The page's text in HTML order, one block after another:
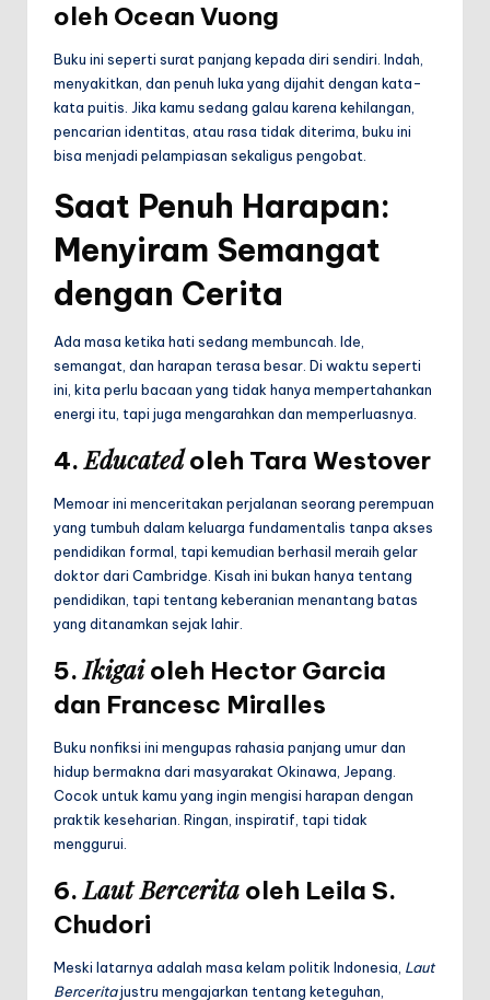
oleh Ocean Vuong
Buku ini seperti surat panjang kepada diri sendiri. Indah,
menyakitkan, dan penuh luka yang dijahit dengan kata-
kata puitis. Jika kamu sedang galau karena kehilangan,
pencarian identitas, atau rasa tidak diterima, buku ini
bisa menjadi pelampiasan sekaligus pengobat.
Saat Penuh Harapan:
Menyiram Semangat
dengan Cerita
Ada masa ketika hati sedang membuncah. Ide,
semangat, dan harapan terasa besar. Di waktu seperti
ini, kita perlu bacaan yang tidak hanya mempertahankan
energi itu, tapi juga mengarahkan dan memperluasnya.
4.Educatedoleh Tara Westover
Memoar ini menceritakan perjalanan seorang perempuan
yang tumbuh dalam keluarga fundamentalis tanpa akses
pendidikan formal, tapi kemudian berhasil meraih gelar
doktor dari Cambridge. Kisah ini bukan hanya tentang
pendidikan, tapi tentang keberanian menantang batas
yang ditanamkan sejak lahir.
5.Ikigaioleh Hector Garcia
dan Francesc Miralles
Buku nonfiksi ini mengupas rahasia panjang umur dan
hidup bermakna dari masyarakat Okinawa, Jepang.
Cocok untuk kamu yang ingin mengisi harapan dengan
praktik keseharian. Ringan, inspiratif, tapi tidak
menggurui.
6.Laut Bercerita oleh Leila S.
Chudori
Meski latarnya adalah masa kelam politik Indonesia, Laut
Berceritajustru mengajarkan tentang keteguhan,